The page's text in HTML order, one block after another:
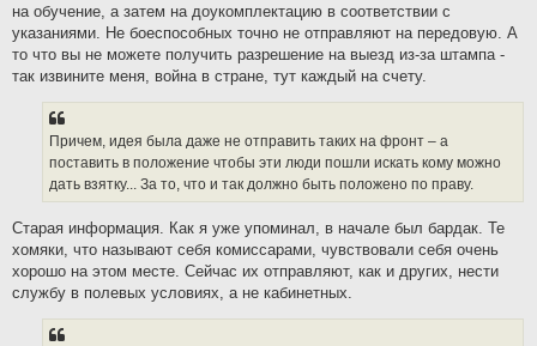
на обучение, а затем на доукомплектацию в соответствии с
указаниями. Не боеспособных точно не отправляют на передовую. А
то что вы не можете получить разрешение на выезд из-за штампа -
так извините меня, война в стране, тут каждый на счету.
Причем, идея была даже не отправить таких на фронт – а
поставить в положение чтобы эти люди пошли искать кому можно
дать взятку... За то, что и так должно быть положено по праву.
Старая информация. Как я уже упоминал, в начале был бардак. Те
хомяки, что называют себя комиссарами, чувствовали себя очень
хорошо на этом месте. Сейчас их отправляют, как и других, нести
службу в полевых условиях, а не кабинетных.